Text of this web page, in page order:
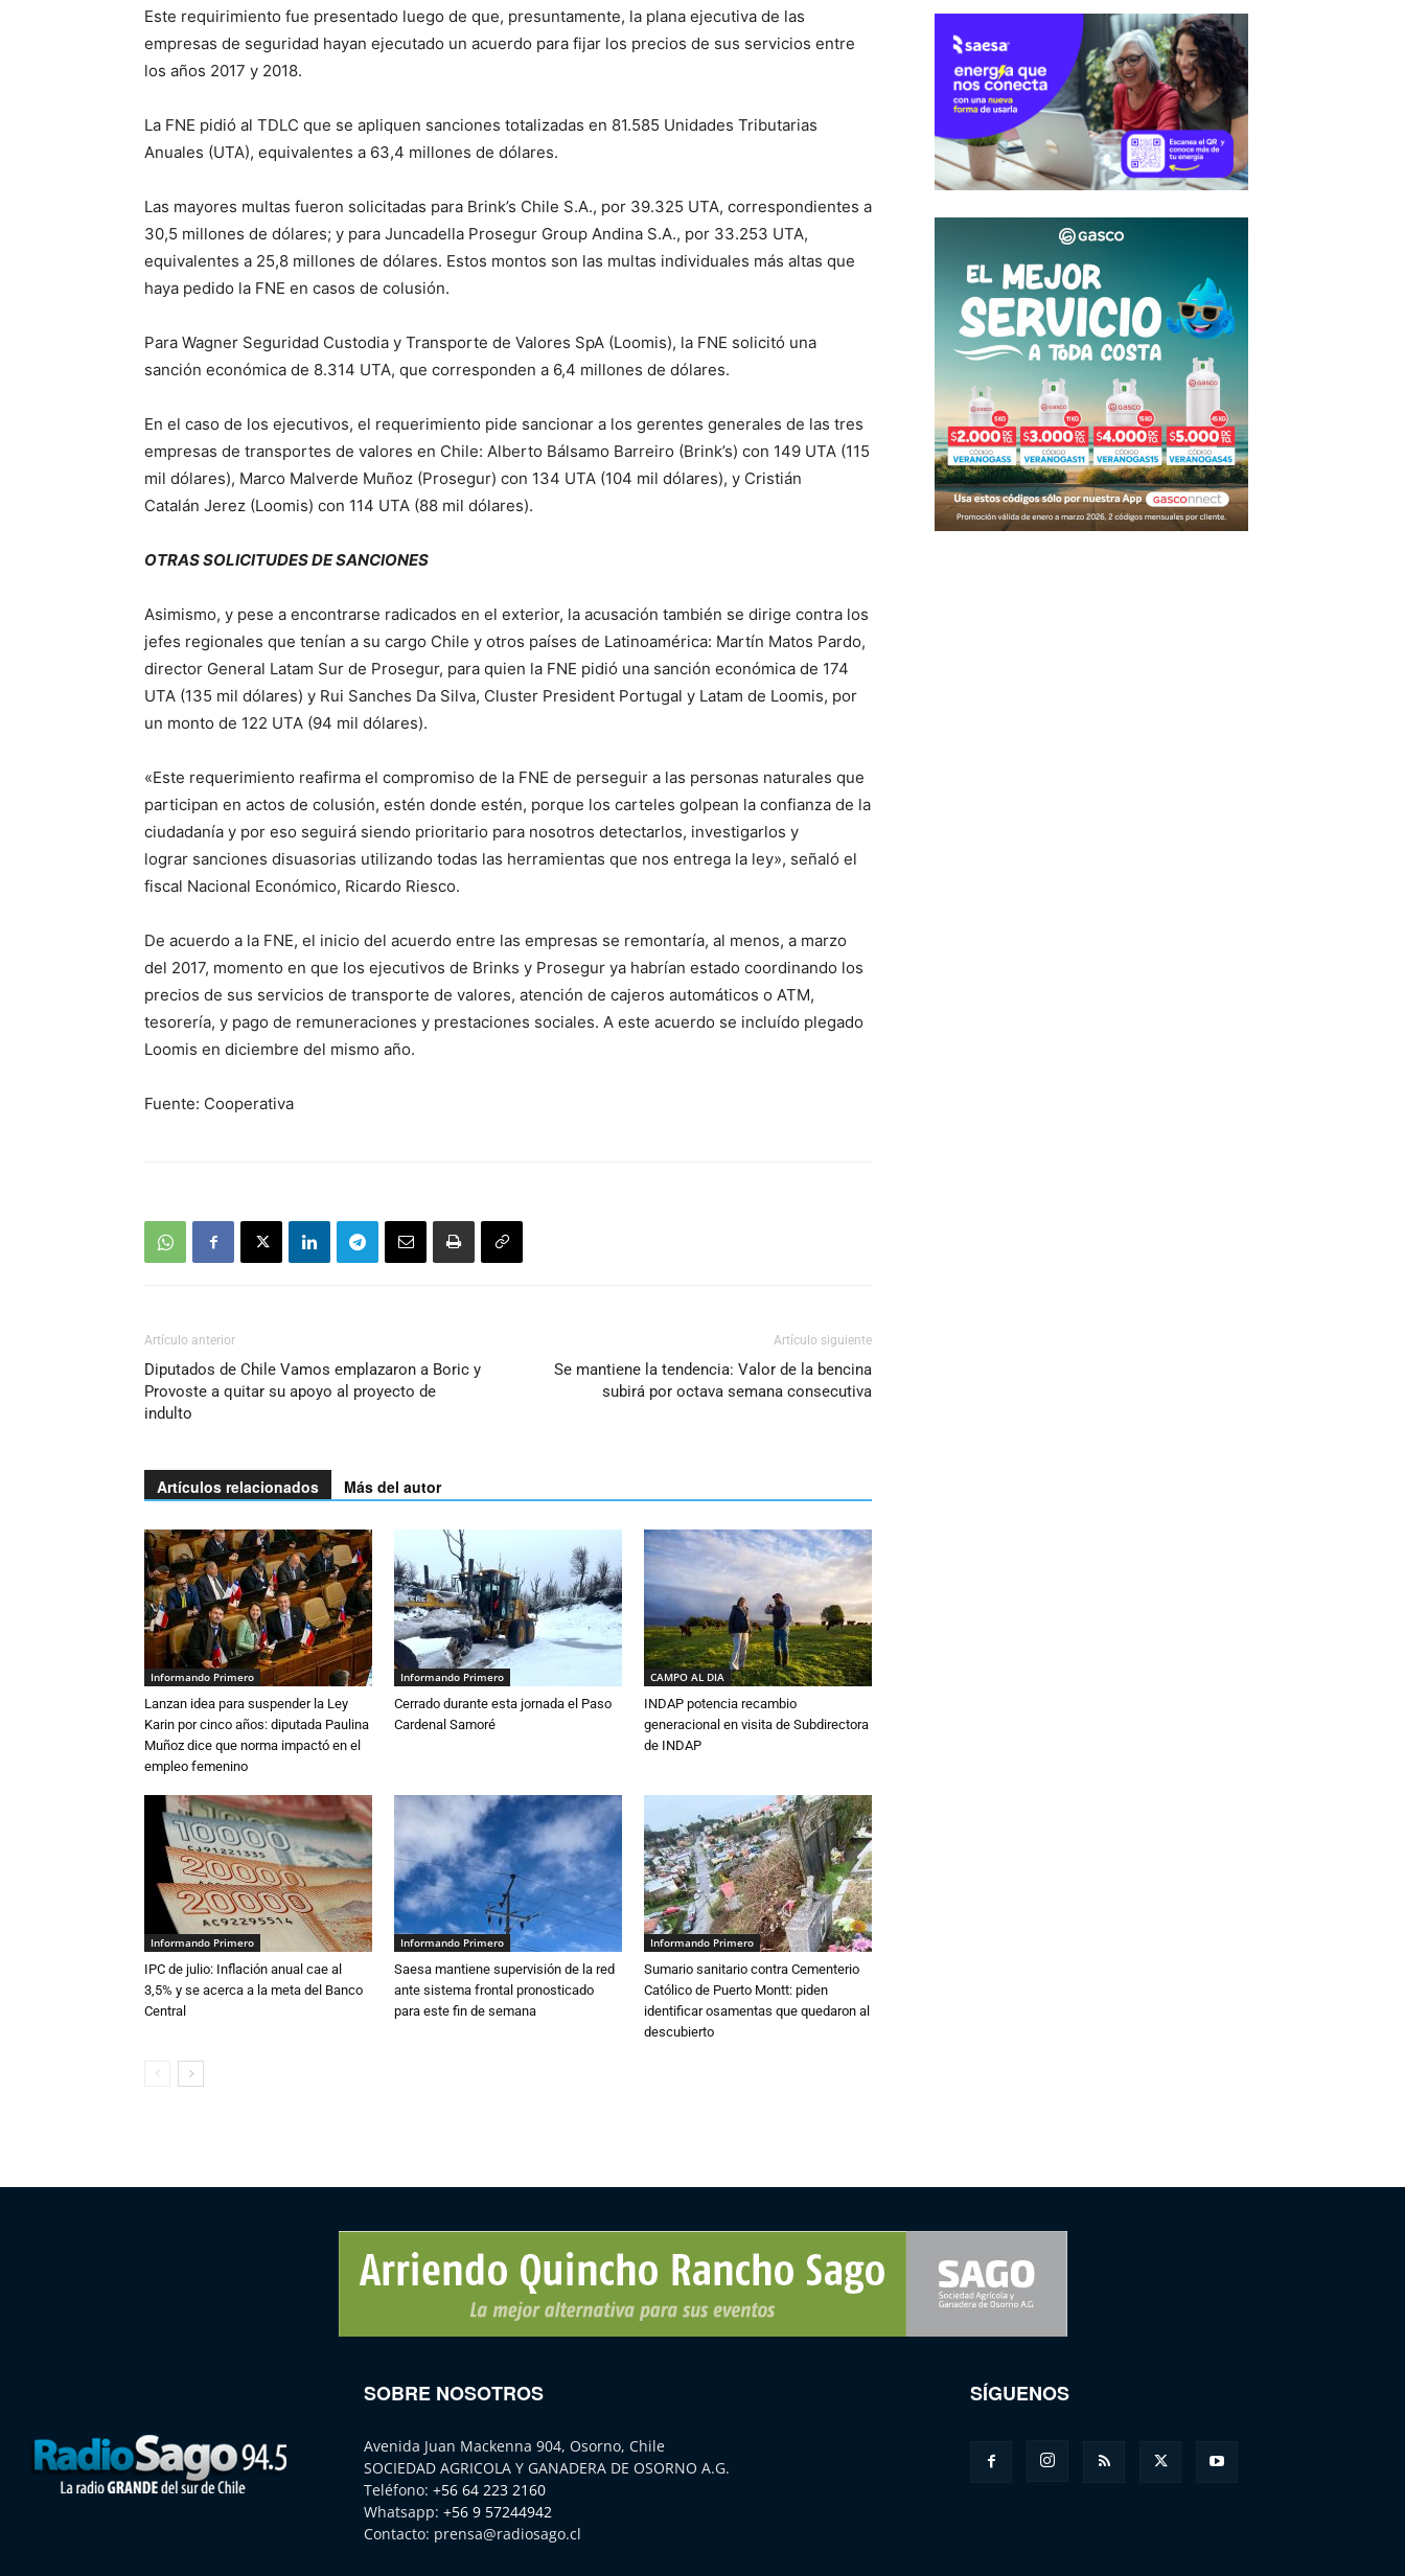
Este requirimiento fue presentado luego de que, presuntamente, la plana ejecutiva de las
empresas de seguridad hayan ejecutado un acuerdo para fijar los precios de sus servicios entre
los años 2017 y 2018.
La FNE pidió al TDLC que se apliquen sanciones totalizadas en 81.585 Unidades Tributarias
Anuales (UTA), equivalentes a 63,4 millones de dólares.
Las mayores multas fueron solicitadas para Brink’s Chile S.A., por 39.325 UTA, correspondientes a
30,5 millones de dólares; y para Juncadella Prosegur Group Andina S.A., por 33.253 UTA,
equivalentes a 25,8 millones de dólares. Estos montos son las multas individuales más altas que
haya pedido la FNE en casos de colusión.
Para Wagner Seguridad Custodia y Transporte de Valores SpA (Loomis), la FNE solicitó una
sanción económica de 8.314 UTA, que corresponden a 6,4 millones de dólares.
En el caso de los ejecutivos, el requerimiento pide sancionar a los gerentes generales de las tres
empresas de transportes de valores en Chile: Alberto Bálsamo Barreiro (Brink’s) con 149 UTA (115
mil dólares), Marco Malverde Muñoz (Prosegur) con 134 UTA (104 mil dólares), y Cristián
Catalán Jerez (Loomis) con 114 UTA (88 mil dólares).
OTRAS SOLICITUDES DE SANCIONES
Asimismo, y pese a encontrarse radicados en el exterior, la acusación también se dirige contra los
jefes regionales que tenían a su cargo Chile y otros países de Latinoamérica: Martín Matos Pardo,
director General Latam Sur de Prosegur, para quien la FNE pidió una sanción económica de 174
UTA (135 mil dólares) y Rui Sanches Da Silva, Cluster President Portugal y Latam de Loomis, por
un monto de 122 UTA (94 mil dólares).
«Este requerimiento reafirma el compromiso de la FNE de perseguir a las personas naturales que
participan en actos de colusión, estén donde estén, porque los carteles golpean la confianza de la
ciudadanía y por eso seguirá siendo prioritario para nosotros detectarlos, investigarlos y
lograr sanciones disuasorias utilizando todas las herramientas que nos entrega la ley», señaló el
fiscal Nacional Económico, Ricardo Riesco.
De acuerdo a la FNE, el inicio del acuerdo entre las empresas se remontaría, al menos, a marzo
del 2017, momento en que los ejecutivos de Brinks y Prosegur ya habrían estado coordinando los
precios de sus servicios de transporte de valores, atención de cajeros automáticos o ATM,
tesorería, y pago de remuneraciones y prestaciones sociales. A este acuerdo se incluído plegado
Loomis en diciembre del mismo año.
Fuente: Cooperativa
Artículo anterior
Diputados de Chile Vamos emplazaron a Boric y
Provoste a quitar su apoyo al proyecto de
indulto
Artículo siguiente
Se mantiene la tendencia: Valor de la bencina
subirá por octava semana consecutiva
Artículos relacionados Más del autor
Informando Primero
Lanzan idea para suspender la Ley
Karin por cinco años: diputada Paulina
Muñoz dice que norma impactó en el
empleo femenino
Informando Primero
Cerrado durante esta jornada el Paso
Cardenal Samoré
CAMPO AL DIA
INDAP potencia recambio
generacional en visita de Subdirectora
de INDAP
Informando Primero
IPC de julio: Inflación anual cae al
3,5% y se acerca a la meta del Banco
Central
Informando Primero
Saesa mantiene supervisión de la red
ante sistema frontal pronosticado
para este fin de semana
Informando Primero
Sumario sanitario contra Cementerio
Católico de Puerto Montt: piden
identificar osamentas que quedaron al
descubierto
SOBRE NOSOTROS
Avenida Juan Mackenna 904, Osorno, Chile
SOCIEDAD AGRICOLA Y GANADERA DE OSORNO A.G.
Teléfono: +56 64 223 2160
Whatsapp: +56 9 57244942
Contacto: prensa@radiosago.cl
SÍGUENOS